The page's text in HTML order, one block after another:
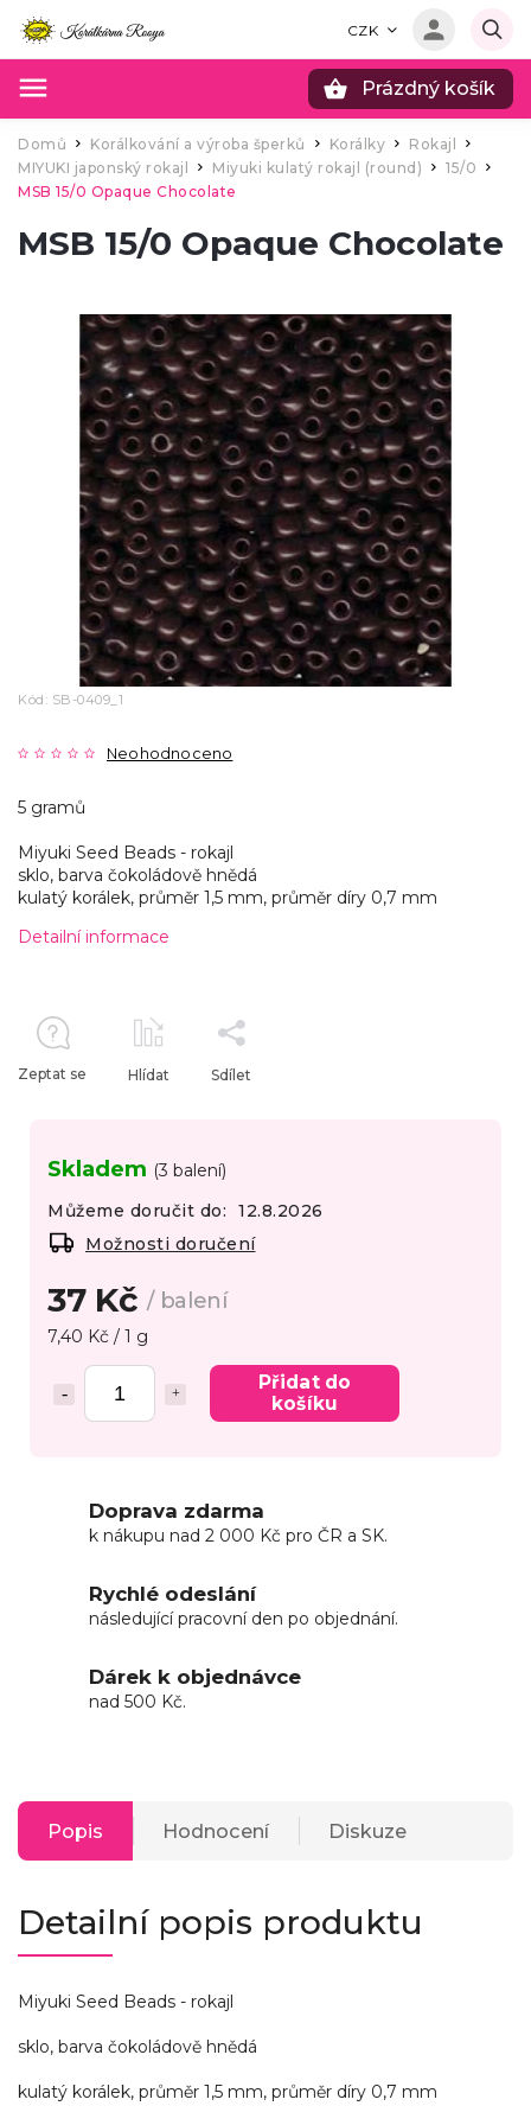
CZK
Prázdný košík
Domů / Korálkování a výroba šperků Korálky / Rokajl
/
MIYUKI japonský rokajl
/ Miyuki kulatý rokajl (round) / 15/0 /
MSB 15/0 Opaque Chocolate
MSB 15/0 Opaque Chocolate
Kód: SB-0409_1
Neohodnoceno
37 Kč/ balení
7,40 Kč / 1 g
Přidat do
košíku
Skladem (3 balení)
Můžeme doručit do:
12.8.2026
Možnosti doručení
5 gramů
Miyuki Seed Beads - rokajl
sklo, barva čokoládově hnědá
kulatý korálek, průměr 1,5 mm, průměr díry 0,7 mm
Detailní informace
Zeptat se Hlídat Sdílet
Doprava zdarma
k nákupu nad 2 000 Kč pro ČR a SK.
Rychlé odeslání
následující pracovní den po objednání.
Dárek k objednávce
nad 500 Kč.
Popis Hodnocení Diskuze
Detailní popis produktu
Miyuki Seed Beads - rokajl
sklo, barva čokoládově hnědá
kulatý korálek, průměr 1,5 mm, průměr díry 0,7 mm